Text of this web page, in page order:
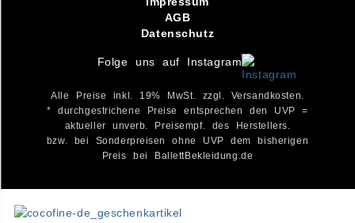
AGB
Datenschutz
Folge uns auf Instagram
Alle Preise inkl. 19% MwSt. zzgl. Versandkosten.
* durchgestrichene Preise entsprechen den UVP =
aktueller unverb. Preisempf. des Herstellers.
bzw. bei Sonderpreisen ohne UVP dem bisherigen
Preis bei BallettBekleidung.de